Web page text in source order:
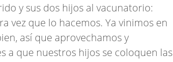
y sus dos hijos al vacunatorio:
vez que lo hacemos. Ya vinimos en
así que aprovechamos y
a que nuestros hijos se coloquen las